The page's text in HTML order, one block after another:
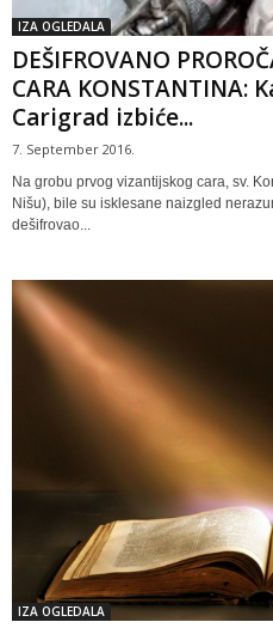
IZA OGLEDALA
DEŠIFROVANO
CARA KONSTANTINA:
Carigrad izbiće...
7. September 2016.
Na grobu prvog vizantijskog cara, sv.
Nišu), bile su isklesane naizgled
dešifrovao...
IZA OGLEDALA